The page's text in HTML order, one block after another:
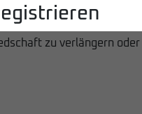
zu verlängern oder